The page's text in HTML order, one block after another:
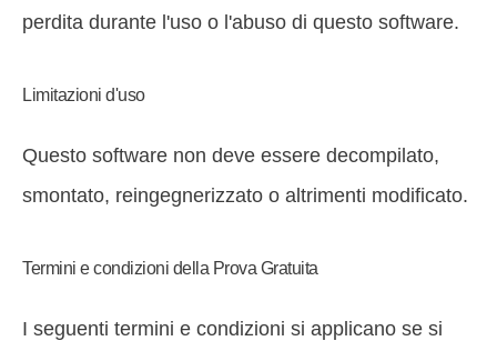
perdita durante l'uso o l'abuso di questo software.
Limitazioni d'uso
Questo software non deve essere decompilato,
smontato, reingegnerizzato o altrimenti modificato.
Termini e condizioni della Prova Gratuita
I seguenti termini e condizioni si applicano se si